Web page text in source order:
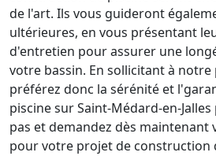
de l'art. Ils vous guideront
ultérieures, en vous présentant
d'entretien pour assurer une
votre bassin. En sollicitant à
préférez donc la sérénité et
piscine sur Saint-Médard-en-
pas et demandez dès maintenant
pour votre projet de construction